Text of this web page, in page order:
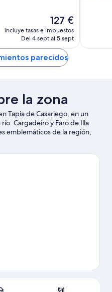
El
precio
actual
de
127 €
127 €
incluye tasas e impuestos
Del 4 sept al 5 sept
parecidos
la zona
Tapia de Casariego, en un
Cargadeiro y Faro de Illa
emblemáticos de la región,
Cuevas de Andina y Monte